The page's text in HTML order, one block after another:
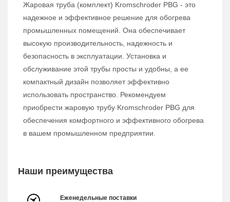
Жаровая труба (комплект) Kromschroder PBG - это
надежное и эффективное решение для обогрева
промышленных помещений. Она обеспечивает
высокую производительность, надежность и
безопасность в эксплуатации. Установка и
обслуживание этой трубы просты и удобны, а ее
компактный дизайн позволяет эффективно
использовать пространство. Рекомендуем
приобрести жаровую трубу Kromschroder PBG для
обеспечения комфортного и эффективного обогрева
в вашем промышленном предприятии.
Наши преимущества
Еженедельные поставки